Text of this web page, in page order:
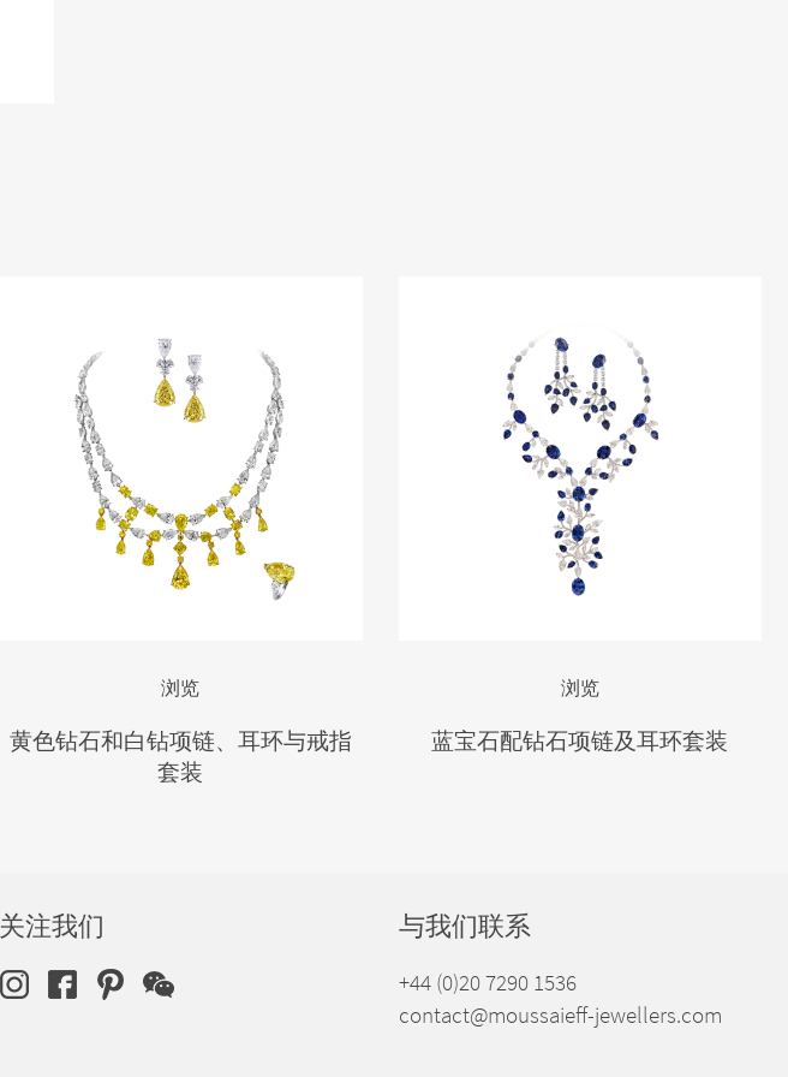
浏览
黄色钻石和白钻项链、耳环与戒指
套装
浏览
蓝宝石配钻石项链及耳环套装
关注我们 与我们联系
+44 (0)20 7290 1536
contact@moussaieff-jewellers.com